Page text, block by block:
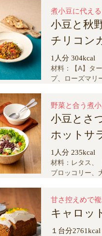
煮小豆に代え
小豆と秋
チリコン
1人分 304kcal
材料：【A】タ
プ、ローズマリ
野菜と合う煮
小豆とさ
ホットサ
1人分 235kcal
材料：レタス、
ブロッコリー、
甘さ控えめで
キャロッ
１台分2761kcal